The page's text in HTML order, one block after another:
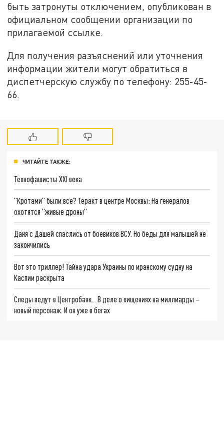
быть затронуты отключением, опубликован в
официальном сообщении организации по
прилагаемой ссылке.
Для получения разъяснений или уточнения
информации жители могут обратиться в
диспетчерскую службу по телефону: 255-45-
66.
ЧИТАЙТЕ ТАКЖЕ:
Технофашисты XXI века
"Кротами" были все? Теракт в центре Москвы: На генералов
охотятся "живые дроны"
Даня с Дашей спаслись от боевиков ВСУ. Но беды для малышей не
закончились
Вот это триллер! Тайна удара Украины по иранскому судну на
Каспии раскрыта
Следы ведут в Центробанк… В деле о хищениях на миллиарды –
новый персонаж. И он уже в бегах